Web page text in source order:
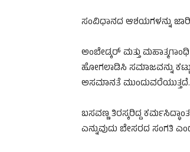
ಸಂವಿಧಾನದ ಆಶಯಗಳನ್ನು
ಅಂಬೇಡ್ಕರ್ ಮತ್ತು
ಹೋಗಲಾಡಿಸಿ ಸಮಾಜವನ್ನು
ಅಸಮಾನತೆ ಮುಂದುವರೆಯುತ್ತದೆ.
ಬಸವಣ್ಣ ತಿರಸ್ಕರಿದ್ದ
ಎನ್ನುವುದು ಬೇಸರದ ಸಂಗತಿ